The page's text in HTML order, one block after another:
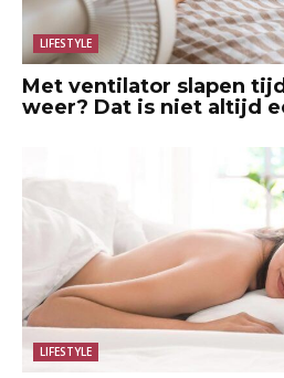
LIFESTYLE
Met ventilator slapen
weer? Dat is niet altijd
LIFESTYLE